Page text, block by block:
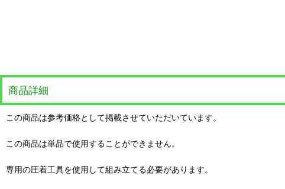
商品詳細
この商品は参考価格として掲載させていただいています。
この商品は単品で使用することができません。
専用の圧着工具を使用して組み立てる必要があります。